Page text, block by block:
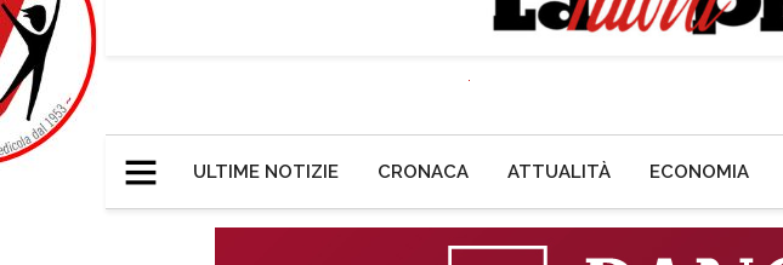
ULTIME NOTIZIE CRONACA ATTUALITÀ ECONOMIA